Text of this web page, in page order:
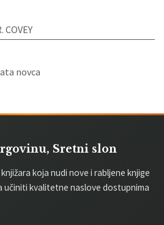
COVEY
novca
Sretni slon
koja nudi nove i rabljene knjige
učiniti kvalitetne naslove dostupnima